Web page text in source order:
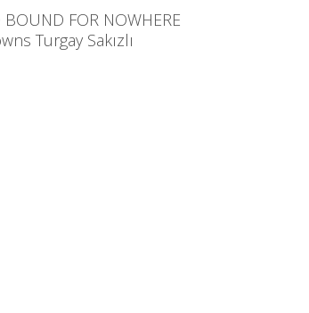
BOUND FOR NOWHERE
Turgay Sakızlı